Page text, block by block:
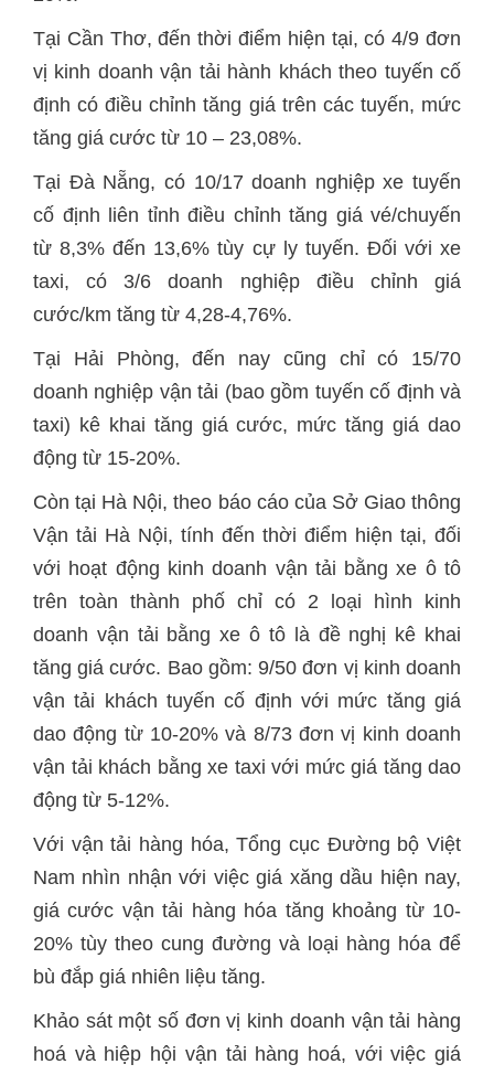
Tại Cần Thơ, đến thời điểm hiện tại, có 4/9 đơn
vị kinh doanh vận tải hành khách theo tuyến cố
định có điều chỉnh tăng giá trên các tuyến, mức
tăng giá cước từ 10 – 23,08%.
Tại Đà Nẵng, có 10/17 doanh nghiệp xe tuyến
cố định liên tỉnh điều chỉnh tăng giá vé/chuyến
từ 8,3% đến 13,6% tùy cự ly tuyến. Đối với xe
taxi, có 3/6 doanh nghiệp điều chỉnh giá
cước/km tăng từ 4,28-4,76%.
Tại Hải Phòng, đến nay cũng chỉ có 15/70
doanh nghiệp vận tải (bao gồm tuyến cố định và
taxi) kê khai tăng giá cước, mức tăng giá dao
động từ 15-20%.
Còn tại Hà Nội, theo báo cáo của Sở Giao thông
Vận tải Hà Nội, tính đến thời điểm hiện tại, đối
với hoạt động kinh doanh vận tải bằng xe ô tô
trên toàn thành phố chỉ có 2 loại hình kinh
doanh vận tải bằng xe ô tô là đề nghị kê khai
tăng giá cước. Bao gồm: 9/50 đơn vị kinh doanh
vận tải khách tuyến cố định với mức tăng giá
dao động từ 10-20% và 8/73 đơn vị kinh doanh
vận tải khách bằng xe taxi với mức giá tăng dao
động từ 5-12%.
Với vận tải hàng hóa, Tổng cục Đường bộ Việt
Nam nhìn nhận với việc giá xăng dầu hiện nay,
giá cước vận tải hàng hóa tăng khoảng từ 10-
20% tùy theo cung đường và loại hàng hóa để
bù đắp giá nhiên liệu tăng.
Khảo sát một số đơn vị kinh doanh vận tải hàng
hoá và hiệp hội vận tải hàng hoá, với việc giá